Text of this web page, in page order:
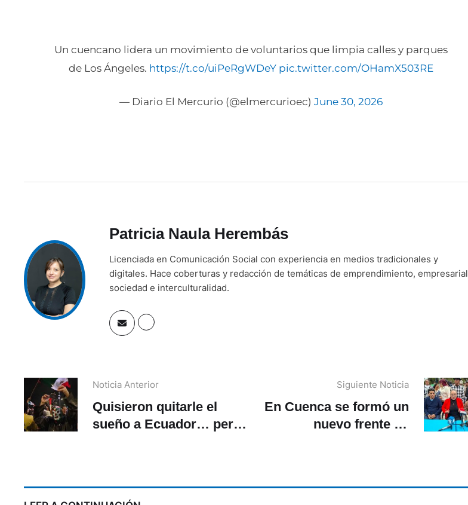
Un cuencano lidera un movimiento de voluntarios que limpia calles y parques
de Los Ángeles. https://t.co/uiPeRgWDeY pic.twitter.com/OHamX503RE
— Diario El Mercurio (@elmercurioec) June 30, 2026
Patricia Naula Herembás
Licenciada en Comunicación Social con experiencia en medios tradicionales y
digitales. Hace coberturas y redacción de temáticas de emprendimiento,
sociedad e interculturalidad.
Noticia Anterior
Quisieron quitarle el
sueño a Ecuador… pero
Siguiente Noticia
En Cuenca se formó un
nuevo frente de